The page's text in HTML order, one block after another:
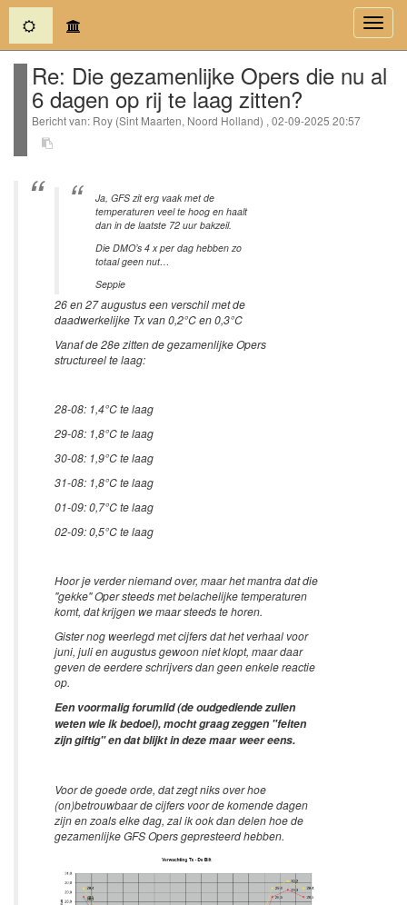
(current)
Re: Die gezamenlijke Opers die nu al
6 dagen op rij te laag zitten?
Bericht van: Roy (Sint Maarten, Noord Holland) , 02-09-2025 20:57
Ja, GFS zit erg vaak met de
temperaturen veel te hoog en haalt
dan in de laatste 72 uur bakzeil.
Die DMO’s 4 x per dag hebben zo
totaal geen nut…
Seppie
26 en 27 augustus een verschil met de
daadwerkelijke Tx van 0,2°C en 0,3°C
Vanaf de 28e zitten de gezamenlijke Opers
structureel te laag:
28-08: 1,4°C te laag
29-08: 1,8°C te laag
30-08: 1,9°C te laag
31-08: 1,8°C te laag
01-09: 0,7°C te laag
02-09: 0,5°C te laag
Hoor je verder niemand over, maar het mantra dat die
"gekke" Oper steeds met belachelijke temperaturen
komt, dat krijgen we maar steeds te horen.
Gister nog weerlegd met cijfers dat het verhaal voor
juni, juli en augustus gewoon niet klopt, maar daar
geven de eerdere schrijvers dan geen enkele reactie
op.
Een voormalig forumlid (de oudgediende zullen
weten wie ik bedoel), mocht graag zeggen "feiten
zijn giftig" en dat blijkt in deze maar weer eens.
Voor de goede orde, dat zegt niks over hoe
(on)betrouwbaar de cijfers voor de komende dagen
zijn en zoals elke dag, zal ik ook dan delen hoe de
gezamenlijke GFS Opers gepresteerd hebben.